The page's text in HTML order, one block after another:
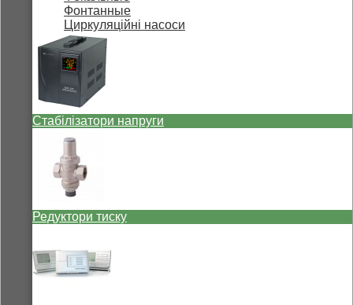
Фонтанные
Циркуляційні насоси
Стабілізатори напруги
Редуктори тиску